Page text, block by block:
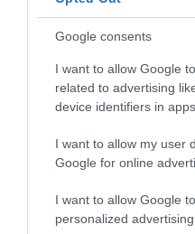
Google consents
I want to allow Google
related to advertising
device identifiers in apps.
I want to allow my user
Google for online
I want to allow Google
personalized advertising.
ΠΑΣΟΚ: “Τα
πίνακες του κ.
μέχρι τα
προηγούμενα”